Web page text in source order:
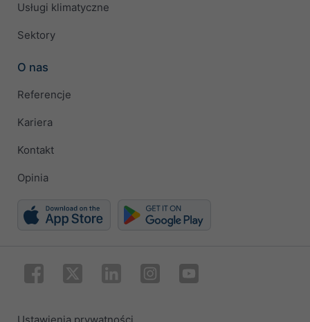
Usługi klimatyczne
Sektory
O nas
Referencje
Kariera
Kontakt
Opinia
Ustawienia prywatności